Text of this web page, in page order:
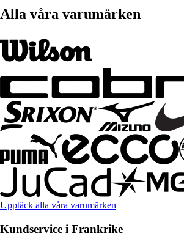
Alla våra varumärken
Upptäck alla våra varumärken
Kundservice i Frankrike